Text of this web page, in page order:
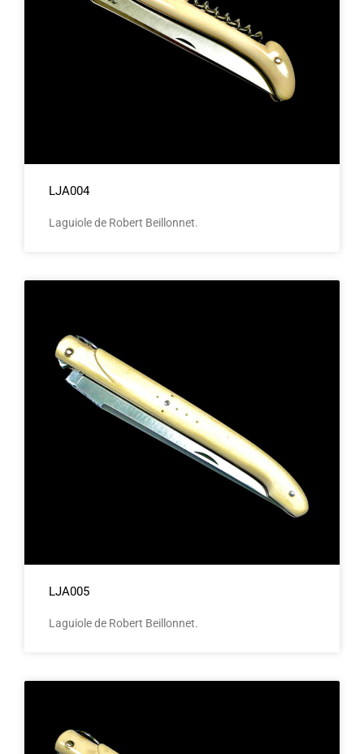
LJA004
Laguiole de Robert Beillonnet.
LJA005
Laguiole de Robert Beillonnet.